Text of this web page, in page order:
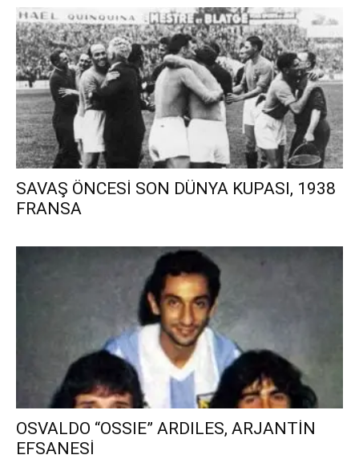
SAVAŞ ÖNCESİ SON DÜNYA KUPASI, 1938
FRANSA
OSVALDO “OSSIE” ARDILES, ARJANTİN
EFSANESİ